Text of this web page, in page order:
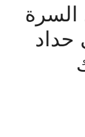
السرة
/ فني حداد